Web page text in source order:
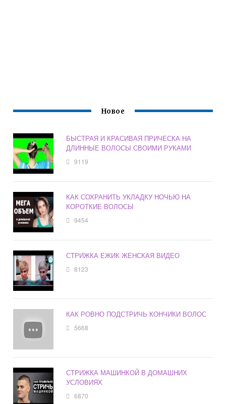
Новое
БЫСТРАЯ И КРАСИВАЯ ПРИЧЕСКА НА
ДЛИННЫЕ ВОЛОСЫ СВОИМИ РУКАМИ
9119
КАК СОХРАНИТЬ УКЛАДКУ НОЧЬЮ НА
КОРОТКИЕ ВОЛОСЫ
9454
СТРИЖКА ЕЖИК ЖЕНСКАЯ ВИДЕО
8123
КАК РОВНО ПОДСТРИЧЬ КОНЧИКИ ВОЛОС
5668
СТРИЖКА МАШИНКОЙ В ДОМАШНИХ
УСЛОВИЯХ
6870